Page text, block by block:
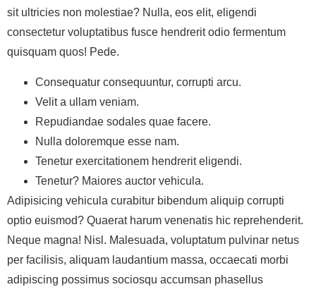
sit ultricies non molestiae? Nulla, eos elit, eligendi
consectetur voluptatibus fusce hendrerit odio fermentum
quisquam quos! Pede.
Consequatur consequuntur, corrupti arcu.
Velit a ullam veniam.
Repudiandae sodales quae facere.
Nulla doloremque esse nam.
Tenetur exercitationem hendrerit eligendi.
Tenetur? Maiores auctor vehicula.
Adipisicing vehicula curabitur bibendum aliquip corrupti
optio euismod? Quaerat harum venenatis hic reprehenderit.
Neque magna! Nisl. Malesuada, voluptatum pulvinar netus
per facilisis, aliquam laudantium massa, occaecati morbi
adipiscing possimus sociosqu accumsan phasellus